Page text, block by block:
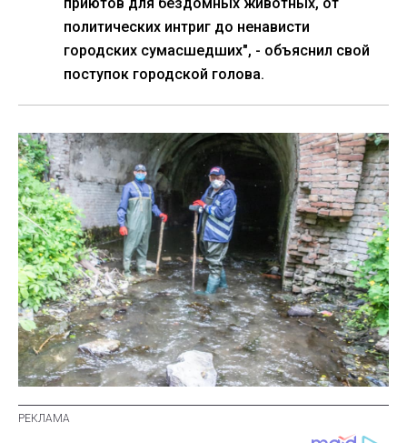
политических интриг до ненависти
городских сумасшедших", - объяснил свой
поступок городской голова.